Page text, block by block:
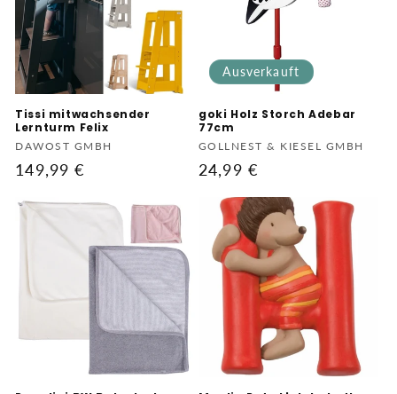
Tissi mitwachsender
Lernturm Felix
Anbieter:
DAWOST GMBH
Normaler
149,99 €
Ausverkauft
goki Holz Storch Adebar
77cm
Anbieter:
GOLLNEST & KIESEL GMBH
Normaler
Preis
24,99 €